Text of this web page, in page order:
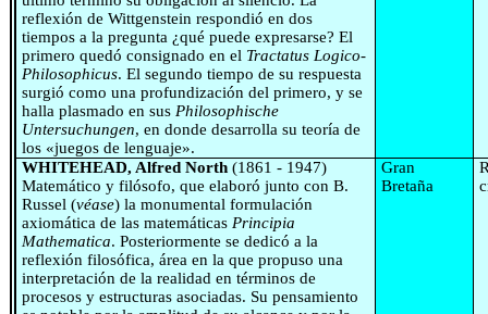
reflexión de Wittgenstein respondió en dos
tiempos a la pregunta ¿qué puede expresarse? El
primero quedó consignado en el Tractatus Logico-
Philosophicus. El segundo tiempo de su respuesta
surgió como una profundización del primero, y se
halla plasmado en sus Philosophische
Untersuchungen, en donde desarrolla su teoría de
los «juegos de lenguaje».
WHITEHEAD, Alfred North(1861 - 1947)
Matemático y filósofo, que elaboró junto con B.
Russel (véase) la monumental formulación
axiomática de las matemáticas Principia
Mathematica. Posteriormente se dedicó a la
reflexión filosófica, área en la que propuso una
interpretación de la realidad en términos de
procesos y estructuras asociadas. Su pensamiento
Gran
Bretaña